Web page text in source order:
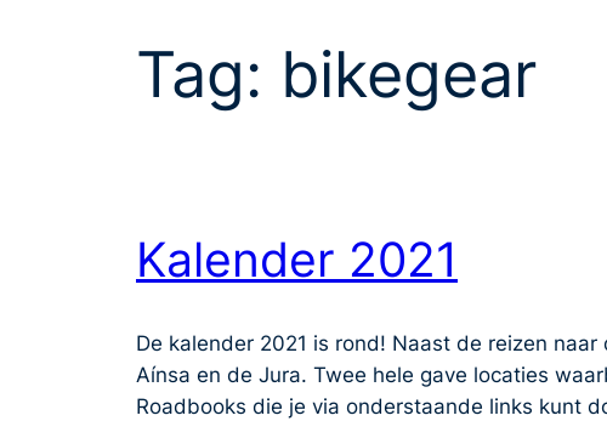
Tag: bikegear
Kalender 2021
De kalender 2021 is rond! Naast de reizen
Aínsa en de Jura. Twee hele gave locaties
Roadbooks die je via onderstaande links kunt